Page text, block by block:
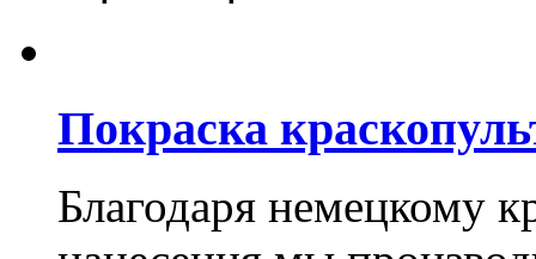
Покраска
Благодаря немецкому